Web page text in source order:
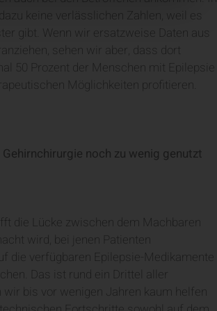
keine verlässlichen Zahlen, weil es
gibt. Wenn wir ersatzweise Daten aus
sehen wir aber, dass dort
50 Prozent der Menschen mit Epilepsie
Möglichkeiten profitieren.
noch zu wenig genutzt
die Lücke zwischen dem Machbaren
wird, bei jenen Patienten
die verfügbaren Epilepsie-Medikamente
Das ist rund ein Drittel aller
wir bis vor wenigen Jahren kaum helfen